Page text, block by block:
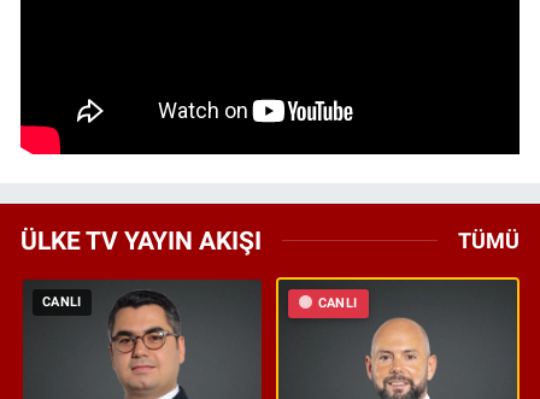
ÜLKE TV YAYIN AKIŞI TÜMÜ
CANLI CANLI